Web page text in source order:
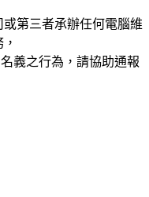
第三者承辦任何電腦維
義之行為，請協助通報